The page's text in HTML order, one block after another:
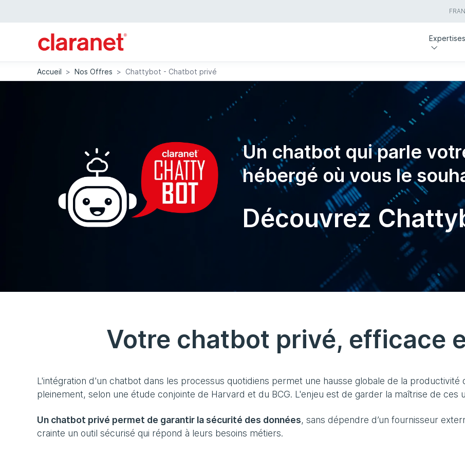
Expertises
Accueil > Nos Offres > Chattybot - Chatbot privé
Un chatbot qui parle
hébergé où vous le
Découvrez
Votre chatbot privé, efficace
L'intégration d'un chatbot dans les processus quotidiens permet une hausse globale de la
pleinement, selon une étude conjointe de Harvard et du BCG. L'enjeu est de garder la maîtrise de ces
Un chatbot privé permet de garantir la sécurité des données, sans dépendre d’un fournisseur
crainte un outil sécurisé qui répond à leurs besoins métiers.